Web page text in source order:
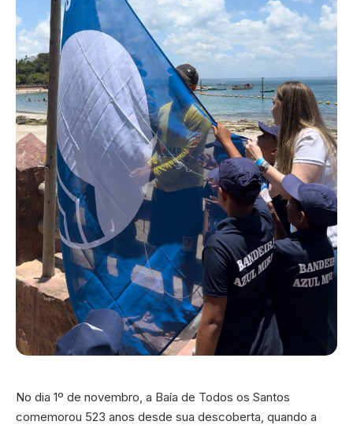
No dia 1º de novembro, a Baía de Todos os Santos
comemorou 523 anos desde sua descoberta, quando a